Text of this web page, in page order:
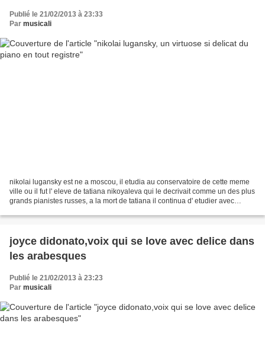
Publié le 21/02/2013 à 23:33
Par musicali
nikolai lugansky est ne a moscou, il etudia au conservatoire de cette meme
ville ou il fut l' eleve de tatiana nikoyaleva qui le decrivait comme un des plus
grands pianistes russes, a la mort de tatiana il continua d' etudier avec
joyce didonato,voix qui se love avec delice dans
les arabesques
Publié le 21/02/2013 à 23:23
Par musicali